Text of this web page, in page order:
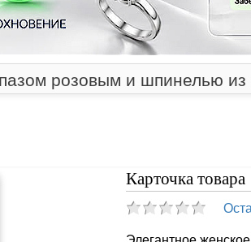
розовым и шпинелью
Карточка товара